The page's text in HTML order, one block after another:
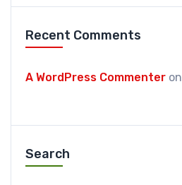
Recent Comments
A WordPress Commenter on
Search